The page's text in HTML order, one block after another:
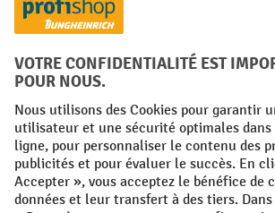
Langues
FR NL
Conditions générales Mentions
Protection des Données Politique de